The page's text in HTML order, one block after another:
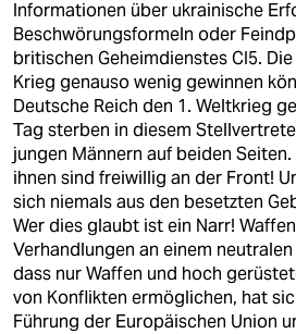
Informationen über ukrainische
Beschwörungsformeln oder
britischen Geheimdienstes CI5.
Krieg genauso wenig gewinnen
Deutsche Reich den 1. Weltkrieg
Tag sterben in diesem
jungen Männern auf beiden
ihnen sind freiwillig an der Front!
sich niemals aus den besetzten
Wer dies glaubt ist ein Narr!
Verhandlungen an einem
dass nur Waffen und hoch
von Konflikten ermöglichen, hat
Führung der Europäischen Union